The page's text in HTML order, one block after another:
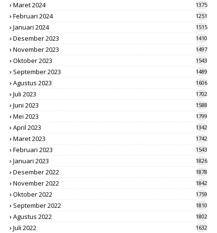
Maret 2024 1375
Februari 2024 1251
Januari 2024 1515
Desember 2023 1410
November 2023 1497
Oktober 2023 1543
September 2023 1489
Agustus 2023 1606
Juli 2023 1702
Juni 2023 1588
Mei 2023 1799
April 2023 1342
Maret 2023 1742
Februari 2023 1543
Januari 2023 1826
Desember 2022 1878
November 2022 1842
Oktober 2022 1759
September 2022 1810
Agustus 2022 1802
Juli 2022 1632